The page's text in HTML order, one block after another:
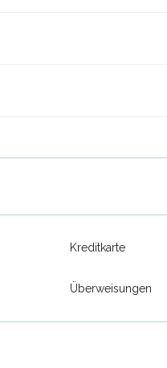
Kreditkarte
Überweisungen